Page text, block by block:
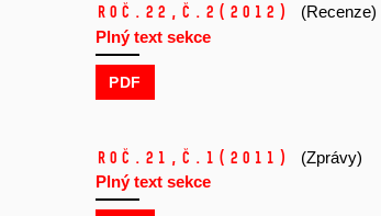
Roč.22, č.2 (2012)
(Recenze)
Plný text sekce
PDF
Roč.21, č.1 (2011)
(Zprávy)
Plný text sekce